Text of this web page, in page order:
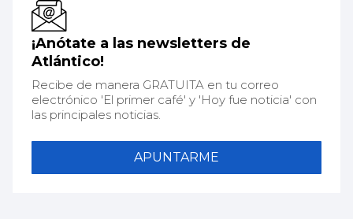
¡Anótate a las newsletters de
Atlántico!
Recibe de manera GRATUITA en tu correo
electrónico 'El primer café' y 'Hoy fue noticia' con
las principales noticias.
APUNTARME